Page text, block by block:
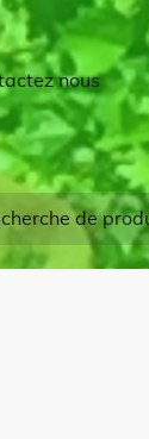
nous